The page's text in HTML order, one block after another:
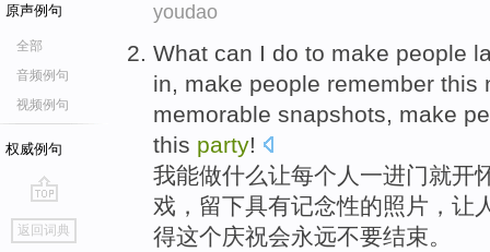
原声例句
全部
音频例句
视频例句
权威例句
go
top
返回词典
youdao
What can I do to make people
in, make people remember this
memorable snapshots, make
this party!
我能做什么让每个 人 一进门就开
戏 ，留下具有记念性的照片 ，让
得这个庆祝会永远不要结束。